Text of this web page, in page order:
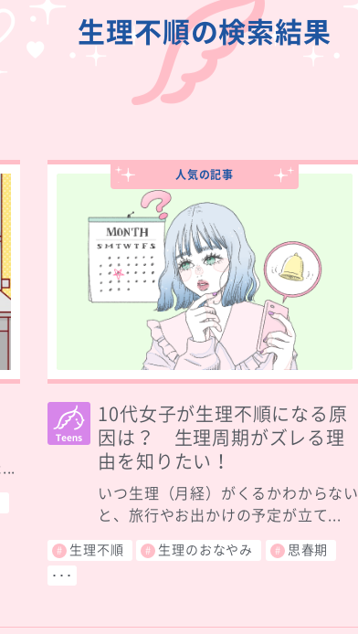
生理不順の検索結果
人気の記事
10代女子が生理不順になる原
因は？ 生理周期がズレる理
由を知りたい！
いつ生理（月経）がくるかわからない
と、旅行やお出かけの予定が立て...
生理不順 生理のおなやみ 思春期
･･･